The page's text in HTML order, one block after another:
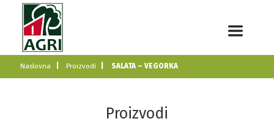
Naslovna Proizvodi SALATA – VEGORKA
Proizvodi